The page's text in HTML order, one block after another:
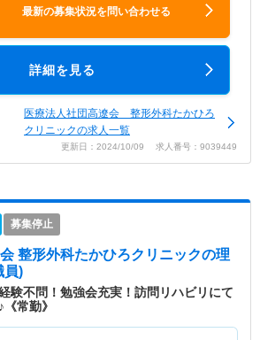
最新の募集状況を問い合わせる
詳細を見る
医療法人社団高遼会 整形外科たかひろ
クリニックの求人一覧
更新日：2024/10/09 求人番号：9039449
募集停止
整形外科たかひろクリニックの理
員)
験不問！勉強会充実！訪問リハビリにて
常勤》